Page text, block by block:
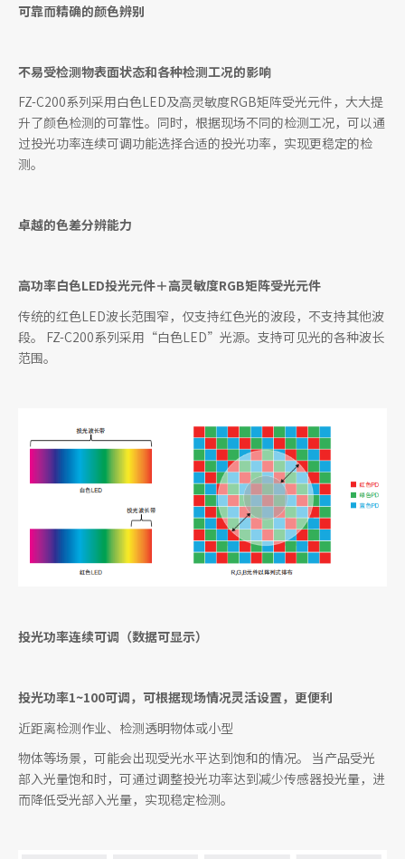
可靠而精确的颜色辨别
不易受检测物表面状态和各种检测工况的影响
FZ-C200系列采用白色LED及高灵敏度RGB矩阵受光元件，大大提
升了颜色检测的可靠性。同时，根据现场不同的检测工况，可以通
过投光功率连续可调功能选择合适的投光功率，实现更稳定的检
测。
卓越的色差分辨能力
高功率白色LED投光元件＋高灵敏度RGB矩阵受光元件
传统的红色LED波长范围窄，仅支持红色光的波段，不支持其他波
段。 FZ-C200系列采用“白色LED”光源。支持可见光的各种波长
范围。
投光功率连续可调（数据可显示）
投光功率1~100可调，可根据现场情况灵活设置，更便利
近距离检测作业、检测透明物体或小型
物体等场景，可能会出现受光水平达到饱和的情况。 当产品受光
部入光量饱和时，可通过调整投光功率达到减少传感器投光量，进
而降低受光部入光量，实现稳定检测。